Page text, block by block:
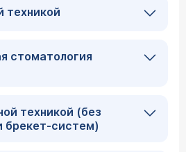
техникой
стоматология
техникой (без
брекет-систем)